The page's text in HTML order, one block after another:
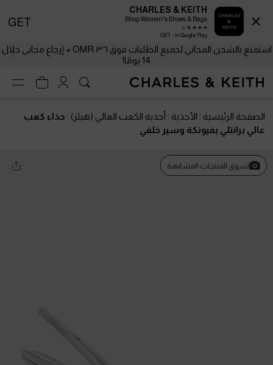
استمتع بالشحن المجاني لجميع الطلبات فوق ٣٦ OMR + إرجاع مجاني خلال
14 يومًا!
الصفحة الرئيسية الأحذية أحذية الكعب العالي (هيلز)
حذاء كعب
عالي برانتلي بفيونكة وسير خلفي
تسوق المنتجات المشابهة
CHARLES & KEITH
Shop Women's Shoes & Bags
GET - In Google Play
GET